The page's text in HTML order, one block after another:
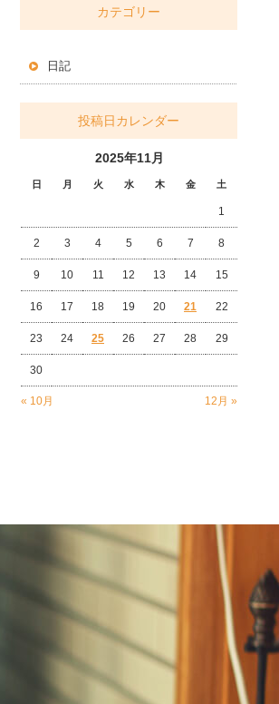
カテゴリー
日記
投稿日カレンダー
2025年11月
日 月 火 水 木 金 土
« 10月 12月 »
1
2 3 4 5 6 7 8
9 10 11 12 13 14 15
16 17 18 19 20 21 22
23 24 25 26 27 28 29
30